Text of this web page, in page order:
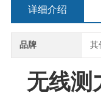
详细介绍
品牌 其
无线测